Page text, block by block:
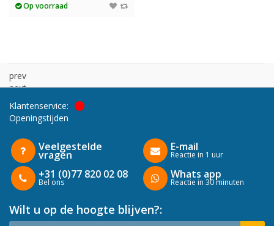
Op voorraad
prev
next
Klantenservice:
Openingstijden
Veelgestelde
vragen
+31 (0)77 820 02 08
Bel ons
E-mail
Reactie in 1 uur
Whats app
Reactie in 30 minuten
Wilt u op de hoogte blijven?: